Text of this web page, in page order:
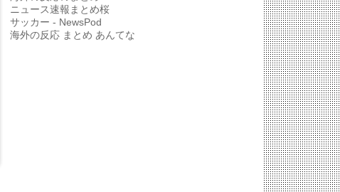
ニュース速報まとめ桜
サッカー - NewsPod
海外の反応 まとめ あんてな